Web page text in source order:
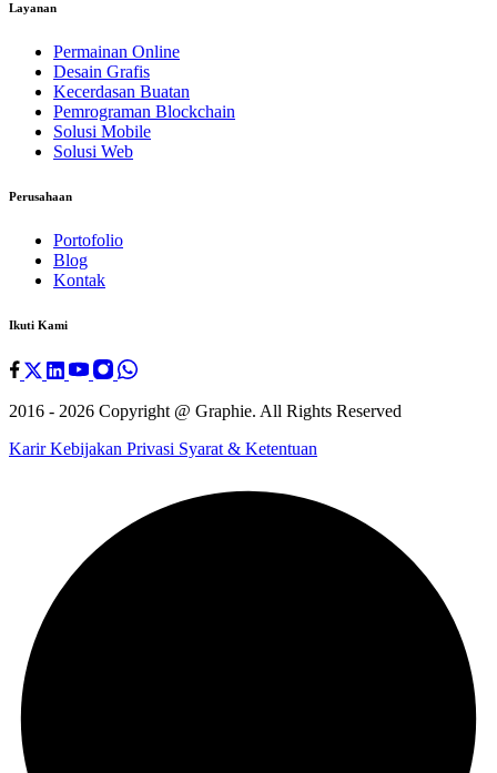
Layanan
Permainan Online
Desain Grafis
Kecerdasan Buatan
Pemrograman Blockchain
Solusi Mobile
Solusi Web
Perusahaan
Portofolio
Blog
Kontak
Ikuti Kami
2016 - 2026 Copyright @ Graphie. All Rights Reserved
KarirKebijakan Privasi Syarat & Ketentuan